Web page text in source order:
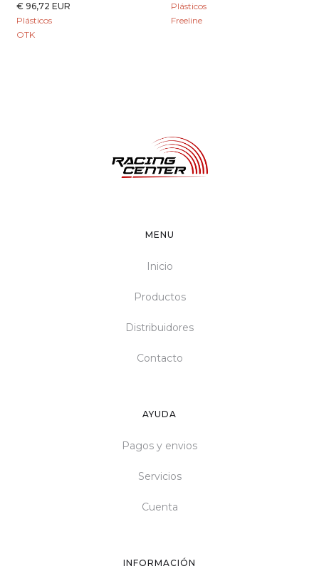
€ 96,72 EUR
Plásticos
OTK
Plásticos
Freeline
MENU
Inicio
Productos
Distribuidores
Contacto
AYUDA
Pagos y envios
Servicios
Cuenta
INFORMACIÓN